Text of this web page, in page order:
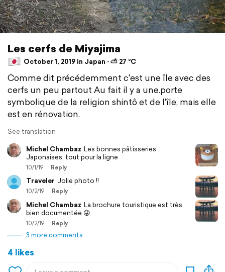
Les cerfs de Miyajima
October 1, 2019 in Japan ⋅ ⛅ 27 °C
Comme dit précédemment c'est une île avec des
cerfs un peu partout Au fait il y a une.porte
symbolique de la religion shintô et de l'île, mais elle
est en rénovation.
See translation
Michel Chambaz Les bonnes pâtisseries
Japonaises, tout pour la ligne
10/1/19 Reply
Traveler Jolie photo !!
10/2/19 Reply
Michel Chambaz La.brochure touristique est très
bien documentée 😜
10/2/19 Reply
3 more comments
4 likes